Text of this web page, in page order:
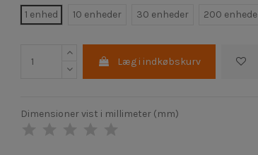
1 enhed
10 enheder 30 enheder 200
Læg i indkøbskurv
Dimensioner vist i millimeter (mm)